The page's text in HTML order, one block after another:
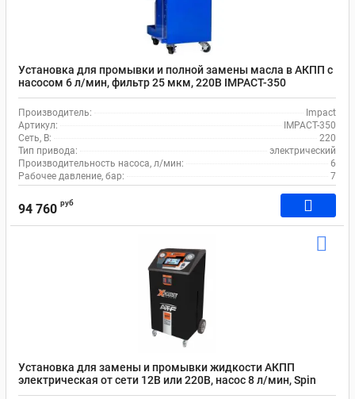
Установка для промывки и полной замены масла в АКПП с
насосом 6 л/мин, фильтр 25 мкм, 220В IMPACT-350
Производитель:
Impact
Артикул:
IMPACT-350
Сеть, В:
220
Тип привода:
электрический
Производительность насоса, л/мин:
6
Рабочее давление, бар:
7
94 760 руб
Установка для замены и промывки жидкости АКПП
электрическая от сети 12В или 220В, насос 8 л/мин, Spin
ATF X-DRIVE 4500 02.023.65